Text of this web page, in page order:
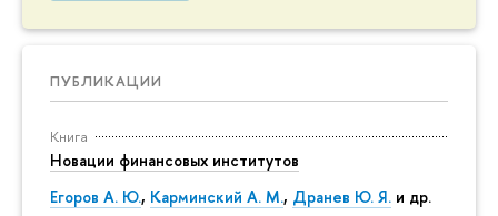
ПУБЛИКАЦИИ
Книга
Новации финансовых институтов
Егоров А. Ю., Карминский А. М., Дранев Ю. Я. и др.